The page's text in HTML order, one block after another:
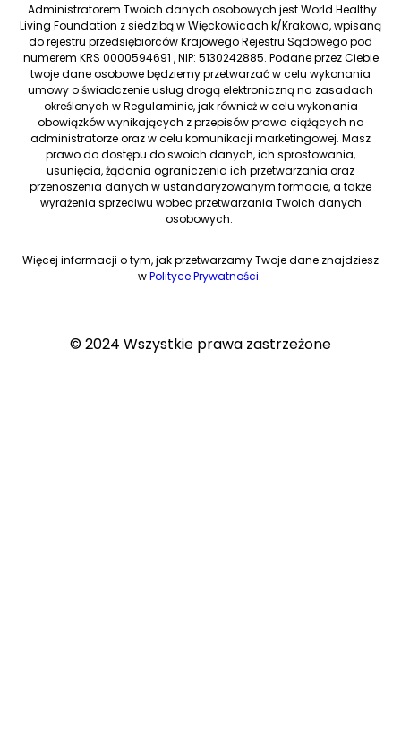
Administratorem Twoich danych osobowych jest World Healthy
Living Foundation z siedzibą w Więckowicach k/Krakowa, wpisaną
do rejestru przedsiębiorców Krajowego Rejestru Sądowego pod
numerem KRS 0000594691 , NIP: 5130242885. Podane przez Ciebie
twoje dane osobowe będziemy przetwarzać w celu wykonania
umowy o świadczenie usług drogą elektroniczną na zasadach
określonych w Regulaminie, jak również w celu wykonania
obowiązków wynikających z przepisów prawa ciążących na
administratorze oraz w celu komunikacji marketingowej. Masz
prawo do dostępu do swoich danych, ich sprostowania,
usunięcia, żądania ograniczenia ich przetwarzania oraz
przenoszenia danych w ustandaryzowanym formacie, a także
wyrażenia sprzeciwu wobec przetwarzania Twoich danych
osobowych.
Więcej informacji o tym, jak przetwarzamy Twoje dane znajdziesz
wPolityce Prywatności.
© 2024 Wszystkie prawa zastrzeżone